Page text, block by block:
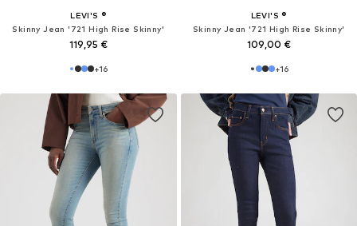
LEVI'S ®
Skinny Jean '721 High Rise Skinny'
119,95 €
+16
LEVI'S ®
Skinny Jean '721 High Rise Skinny'
109,00 €
+16